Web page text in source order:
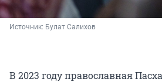
Источник: Булат Салихов
В 2023 году православная